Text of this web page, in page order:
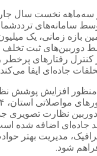
تردد توسط سامانه‌های
دوربین‌های ثبت
رفتارهای پرخطر
جاده‌ای ایفا
افزایش پوشش
دوربین نظارت
جاده‌ای اضافه شده
مدیریت بهتر
شود.